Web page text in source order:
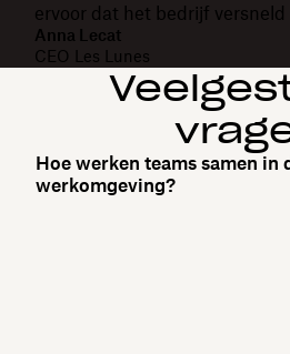
ervoor dat het bedrijf
Anna Lecat
CEO Les Lunes
Hoe werken teams samen in
werkomgeving?